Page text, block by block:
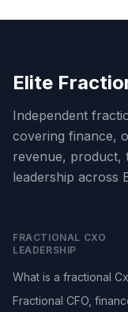
Elite
Independent
covering finance,
revenue, product,
leadership across
FRACTIONAL CXO
LEADERSHIP
What is a fractional
Fractional CFO,